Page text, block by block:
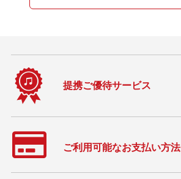
提携ご優待サービス
ご利用可能なお支払い方法